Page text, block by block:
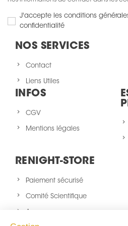
J'accepte les conditions
confidentialité
NOS SERVICES
Contact
Liens Utiles
INFOS
CGV
Mentions légales
RENIGHT-STORE
Paiement sécurisé
Comité Scientifique